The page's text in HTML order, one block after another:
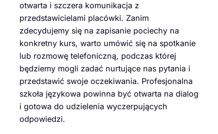
otwarta i szczera komunikacja z
przedstawicielami placówki. Zanim
zdecydujemy się na zapisanie pociechy na
konkretny kurs, warto umówić się na spotkanie
lub rozmowę telefoniczną, podczas której
będziemy mogli zadać nurtujące nas pytania i
przedstawić swoje oczekiwania. Profesjonalna
szkoła językowa powinna być otwarta na dialog
i gotowa do udzielenia wyczerpujących
odpowiedzi.